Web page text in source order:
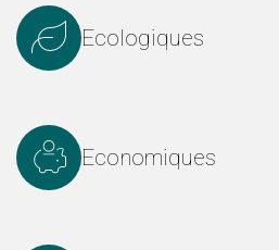
Ecologiques
Economiques